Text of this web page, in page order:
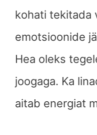
kohati tekitada
emotsioonide
Hea oleks
joogaga. Ka
aitab energiat